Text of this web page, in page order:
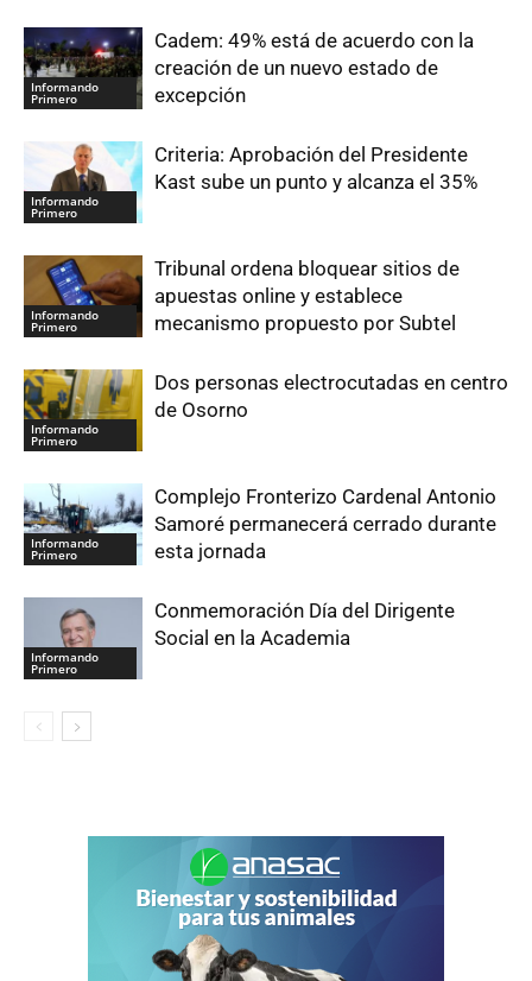
Informando
Primero
Cadem: 49% está de acuerdo con la
creación de un nuevo estado de
excepción
Informando
Primero
Criteria: Aprobación del Presidente
Kast sube un punto y alcanza el 35%
Informando
Primero
Tribunal ordena bloquear sitios de
apuestas online y establece
mecanismo propuesto por Subtel
Informando
Primero
Dos personas electrocutadas en centro
de Osorno
Informando
Primero
Complejo Fronterizo Cardenal Antonio
Samoré permanecerá cerrado durante
esta jornada
Informando
Primero
Conmemoración Día del Dirigente
Social en la Academia